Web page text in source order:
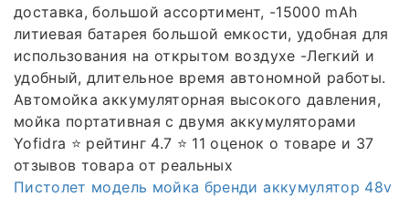
доставка, большой ассортимент, -15000 mAh
литиевая батарея большой емкости, удобная для
использования на открытом воздухе -Легкий и
удобный, длительное время автономной работы.
Автомойка аккумуляторная высокого давления,
мойка портативная с двумя аккумуляторами
Yofidra ⭐️ рейтинг 4.7 ⭐️ 11 оценок о товаре и 37
отзывов товара от реальных
Пистолет модель мойка бренди аккумулятор 48v